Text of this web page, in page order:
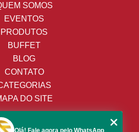
QUEM SOMOS
EVENTOS
PRODUTOS
BUFFET
BLOG
CONTATO
CATEGORIAS
MAPA DO SITE
(19) 3428-8443
Olá! Fale agora pelo WhatsApp